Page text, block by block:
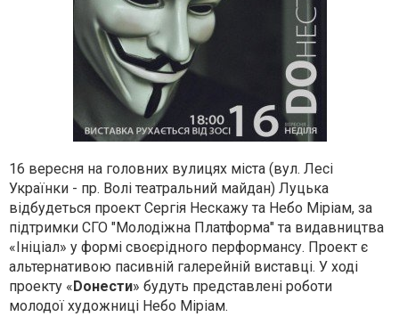
16 вересня на головних вулицях міста (вул. Лесі
Українки - пр. Волі театральний майдан) Луцька
відбудеться проект Сергія Нескажу та Небо Міріам, за
підтримки СГО "Молодіжна Платформа" та видавництва
«Ініціал» у формі своєрідного перформансу. Проект є
альтернативою пасивній галерейній виставці. У ході
проекту «Doнести» будуть представлені роботи
молодої художниці Небо Міріам.